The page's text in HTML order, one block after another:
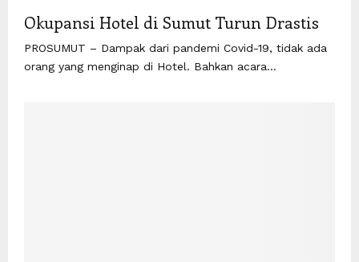
Okupansi Hotel di Sumut Turun Drastis
PROSUMUT – Dampak dari pandemi Covid-19, tidak ada
orang yang menginap di Hotel. Bahkan acara...